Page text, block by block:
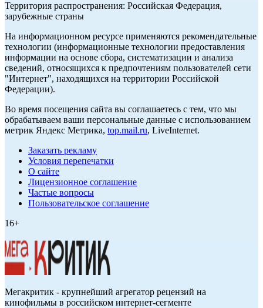
Территория распространения: Российская Федерация,
зарубежные страны
На информационном ресурсе применяются рекомендательные
технологии (информационные технологии предоставления
информации на основе сбора, систематизации и анализа
сведений, относящихся к предпочтениям пользователей сети
"Интернет", находящихся на территории Российской
Федерации).
Во время посещения сайта вы соглашаетесь с тем, что мы
обрабатываем ваши персональные данные с использованием
метрик Яндекс Метрика, top.mail.ru, LiveInternet.
Заказать рекламу
Условия перепечатки
О сайте
Лицензионное соглашение
Частые вопросы
Пользовательское соглашение
16+
Мегакритик - крупнейший агрегатор рецензий на
кинофильмы в российском интернет-сегменте